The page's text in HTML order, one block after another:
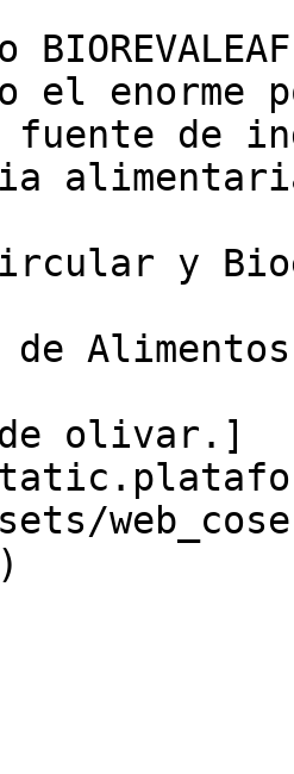
el
fuente de
y
de Alimentos
de olivar.]